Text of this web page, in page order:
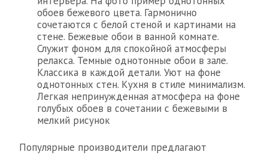
обоев бежевого цвета. Гармонично
сочетаются с белой стеной и картинами на
стене. Бежевые обои в ванной комнате.
Служит фоном для спокойной атмосферы
релакса. Темные однотонные обои в зале.
Классика в каждой детали. Уют на фоне
однотонных стен. Кухня в стиле минимализм.
Легкая непринужденная атмосфера на фоне
голубых обоев в сочетании с бежевыми в
мелкий рисунок
Популярные производители предлагают